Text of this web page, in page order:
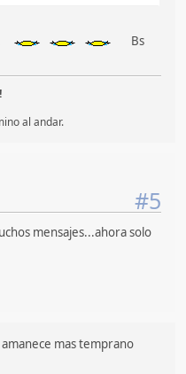
Bs
al andar.
#5
mensajes...ahora solo
mas temprano